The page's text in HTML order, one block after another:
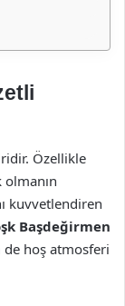
Özellikle
kuvvetlendiren
Başdeğirmen
hoş atmosferi